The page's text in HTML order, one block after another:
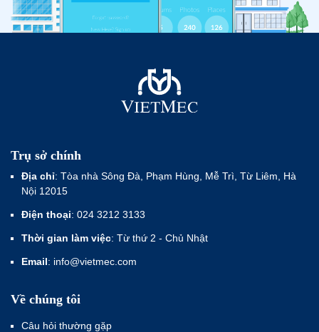
Trụ sở chính
Địa chỉ: Tòa nhà Sông Đà, Phạm Hùng, Mễ Trì, Từ Liêm, Hà
Nội 12015
Điện thoại: 024 3212 3133
Thời gian làm việc: Từ thứ 2 - Chủ Nhật
Email: info@vietmec.com
Về chúng tôi
Câu hỏi thường gặp